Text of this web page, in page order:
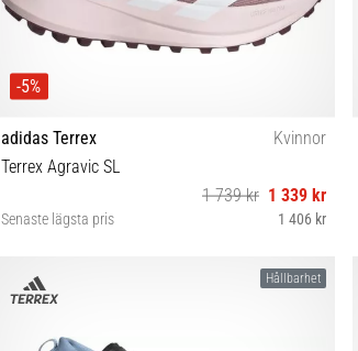
-5%
adidas Terrex
Kvinnor
Terrex Agravic SL
1 739 kr 1 339 kr
Senaste lägsta pris 1 406 kr
36⅔ 37⅓ 38 38⅔ 39⅓ 40 40⅔ 41⅓ 42 42⅔
Hållbarhet